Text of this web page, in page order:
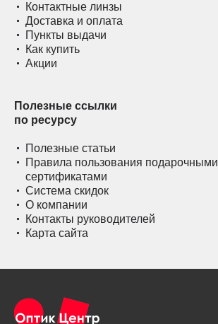
Контактные линзы
Доставка и оплата
Пункты выдачи
Как купить
Акции
Полезные ссылки
по ресурсу
Полезные статьи
Правила пользования подарочными
сертификатами
Система скидок
О компании
Контакты руководителей
Карта сайта